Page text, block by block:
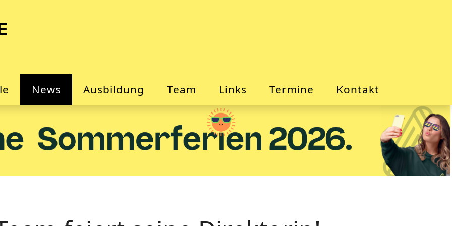
News Ausbildung Team Links Termine Kontakt